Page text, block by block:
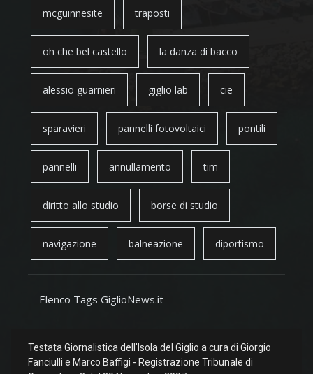
mcguinnesite traposti
oh che bel castello la danza di bacco
alessio guarnieri giglio lab cie
sparavieri pannelli fotovoltaici pontili
pannelli annullamento tim
diritto allo studio borse di studio
navigazione balneazione diportismo
Elenco Tags GiglioNews.it
Testata Giornalistica dell'Isola del Giglio a cura di Giorgio
Fanciulli e Marco Baffigi - Registrazione Tribunale di